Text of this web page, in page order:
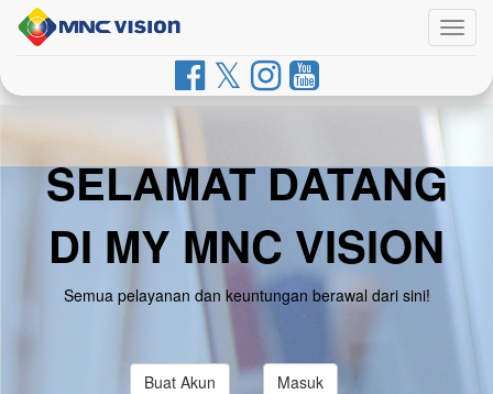
SELAMAT DATANG
DI MY MNC VISION
Semua pelayanan dan keuntungan berawal dari sini!
Buat Akun Masuk